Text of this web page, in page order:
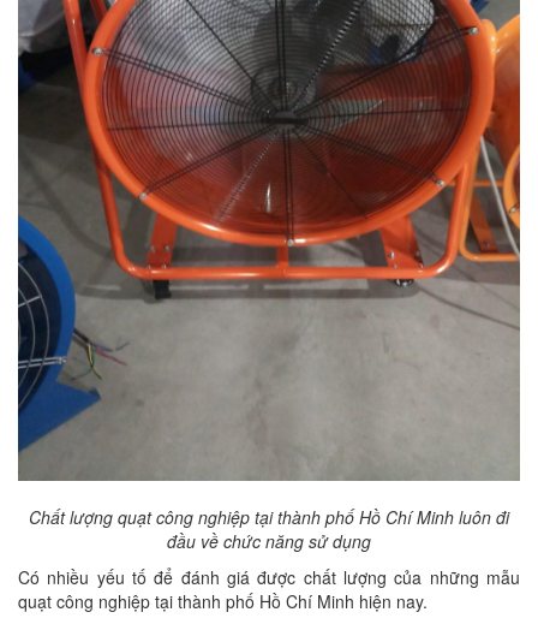
Chất lượng quạt công nghiệp tại thành phố Hồ Chí Minh luôn đi
đầu về chức năng sử dụng
Có nhiều yếu tố để đánh giá được chất lượng của những mẫu
quạt công nghiệp tại thành phố Hồ Chí Minh hiện nay.